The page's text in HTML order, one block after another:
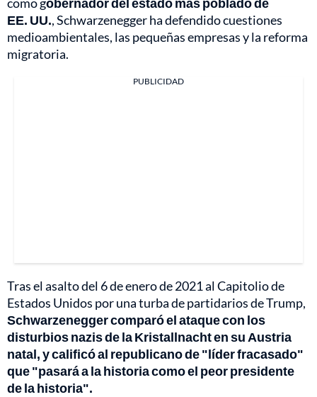
EE. UU., Schwarzenegger ha defendido cuestiones
medioambientales, las pequeñas empresas y la reforma
migratoria.
PUBLICIDAD
Tras el asalto del 6 de enero de 2021 al Capitolio de
Estados Unidos por una turba de partidarios de Trump,
Schwarzenegger comparó el ataque con los
disturbios nazis de la Kristallnacht en su Austria
natal, y calificó al republicano de "líder fracasado"
que "pasará a la historia como el peor presidente
de la historia".